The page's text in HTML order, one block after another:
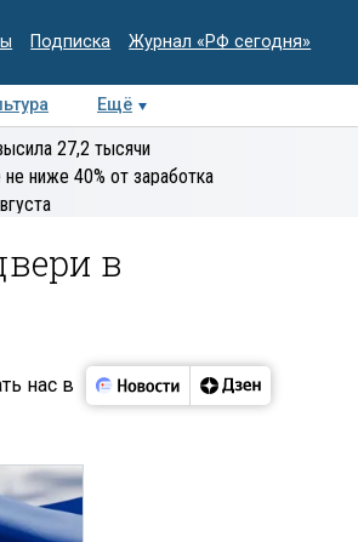
Подписка Журнал «РФ сегодня»
Ещё
Колумнисты
27,2 тысячи
ниже 40% от заработка
в
нас в